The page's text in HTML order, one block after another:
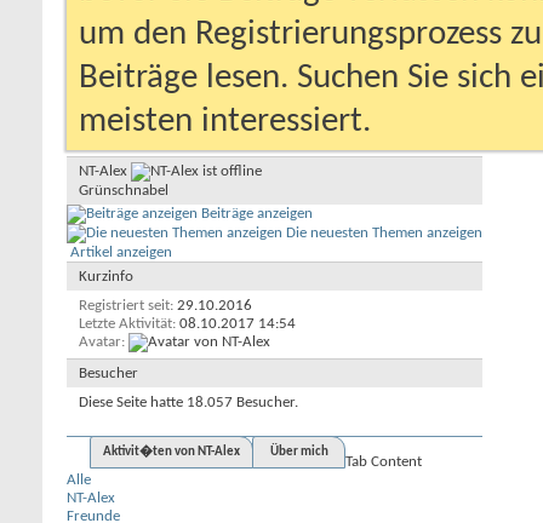
um den Registrierungsprozess
Beiträge lesen. Suchen Sie sich
meisten interessiert.
NT-Alex
Grünschnabel
Beiträge anzeigen
Die neuesten Themen anzeigen
Artikel anzeigen
Kurzinfo
Registriert seit 29.10.2016
Letzte Aktivität 08.10.2017 14:54
Avatar
Besucher
Diese Seite hatte 18.057 Besucher.
Aktivit�ten von NT-Alex Über mich
Tab Content
Alle
NT-Alex
Freunde